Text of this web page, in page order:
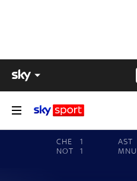
CHE
1
NOT
1
AST
MNU